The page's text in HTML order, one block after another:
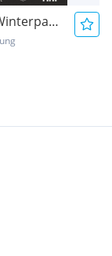
Jeep Avenger 1.2 GSE T3 Altitude inkl. Winterpaket &...